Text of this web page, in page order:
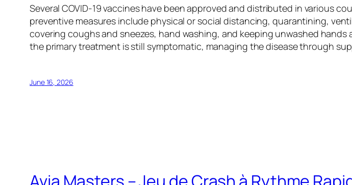
Several COVID-19 vaccines have been approved and distributed in various
preventive measures include physical or social distancing, quarantining,
covering coughs and sneezes, hand washing, and keeping unwashed
the primary treatment is still symptomatic, managing the disease through
June 16, 2026